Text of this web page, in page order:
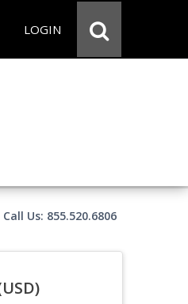
LOGIN
Call Us: 855.520.6806